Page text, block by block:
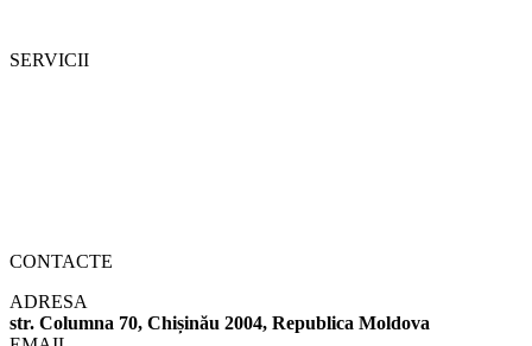
SERVICII
CONTACTE
ADRESA
str. Columna 70, Chișinău 2004, Republica Moldova